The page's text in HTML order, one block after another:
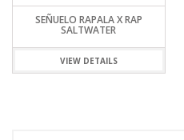
SEÑUELO RAPALA X RAP
SALTWATER
VIEW DETAILS